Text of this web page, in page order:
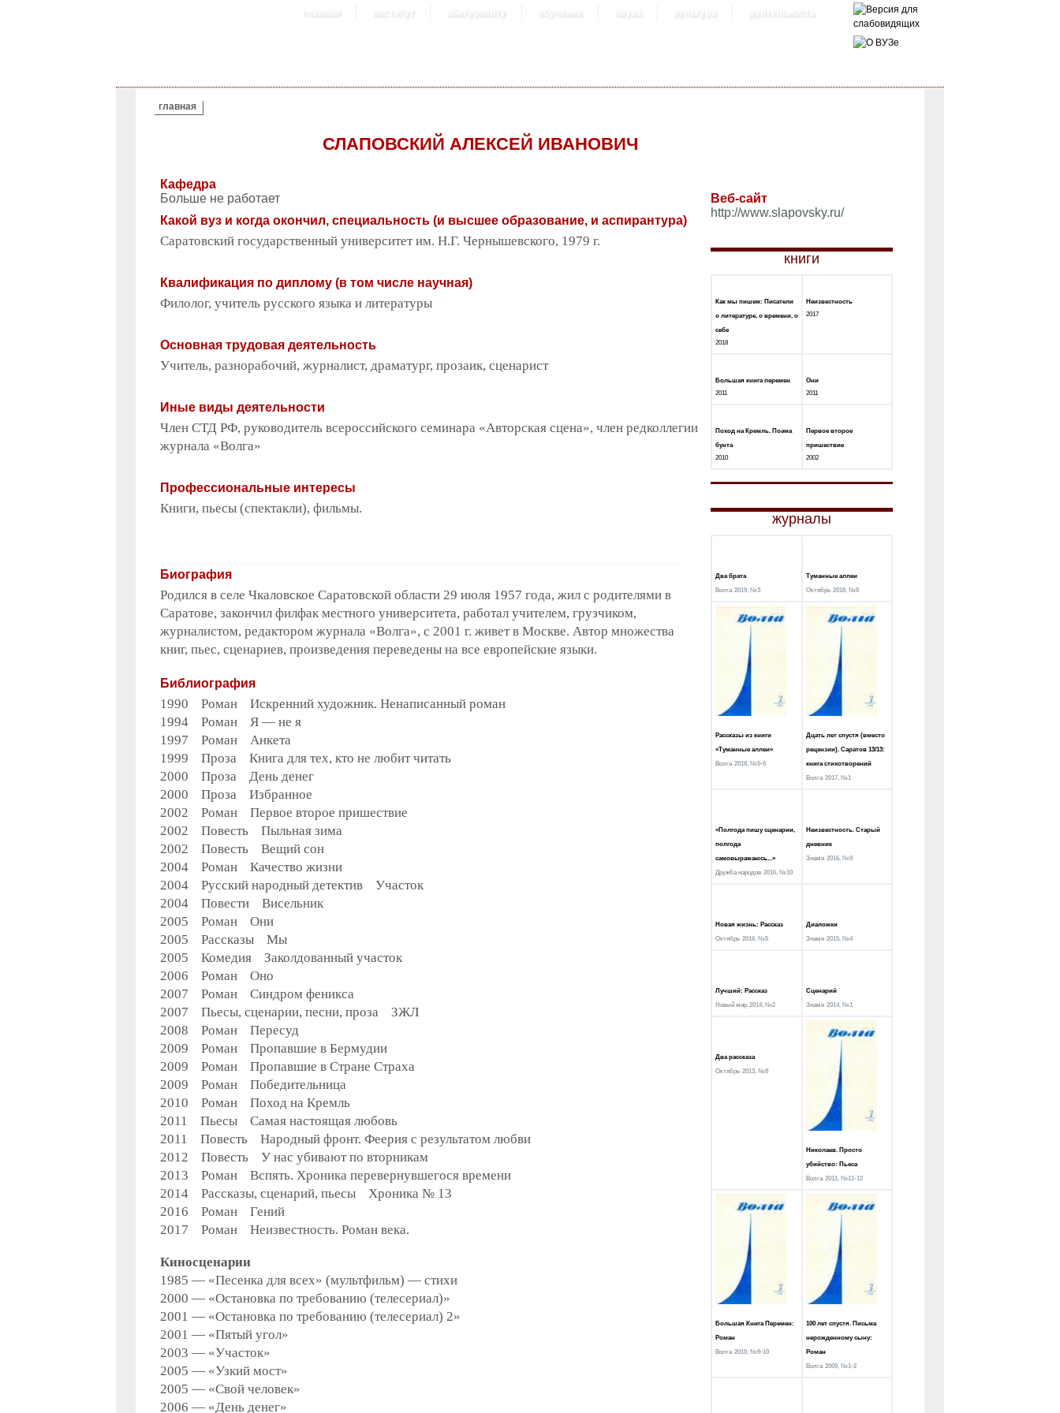
главная институт абитуриенту обучение наука культура деятельность
ВЫ ЗДЕСЬ
главная
СЛАПОВСКИЙ АЛЕКСЕЙ ИВАНОВИЧ
Кафедра
Больше не работает
Какой вуз и когда окончил, специальность (и высшее образование, и аспирантура)
Саратовский государственный университет им. Н.Г. Чернышевского, 1979 г.
Квалификация по диплому (в том числе научная)
Филолог, учитель русского языка и литературы
Основная трудовая деятельность
Учитель, разнорабочий, журналист, драматург, прозаик, сценарист
Иные виды деятельности
Член СТД РФ, руководитель всероссийского семинара «Авторская сцена», член редколлегии
журнала «Волга»
Профессиональные интересы
Книги, пьесы (спектакли), фильмы.
Биография
Родился в селе Чкаловское Саратовской области 29 июля 1957 года, жил с родителями в
Саратове, закончил филфак местного университета, работал учителем, грузчиком,
журналистом, редактором журнала «Волга», с 2001 г. живет в Москве. Автор множества
книг, пьес, сценариев, произведения переведены на все европейские языки.
Библиография
1990 Роман Искренний художник. Ненаписанный роман
1994 Роман Я — не я
1997 Роман Анкета
1999 Проза Книга для тех, кто не любит читать
2000 Проза День денег
2000 Проза Избранное
2002 Роман Первое второе пришествие
2002 Повесть Пыльная зима
2002 Повесть Вещий сон
2004 Роман Качество жизни
2004 Русский народный детектив Участок
2004 Повести Висельник
2005 Роман Они
2005 Рассказы Мы
2005 Комедия Заколдованный участок
2006 Роман Оно
2007 Роман Синдром феникса
2007 Пьесы, сценарии, песни, проза ЗЖЛ
2008 Роман Пересуд
2009 Роман Пропавшие в Бермудии
2009 Роман Пропавшие в Стране Страха
2009 Роман Победительница
2010 Роман Поход на Кремль
2011 Пьесы Самая настоящая любовь
2011 Повесть Народный фронт. Феерия с результатом любви
2012 Повесть У нас убивают по вторникам
2013 Роман Вспять. Хроника перевернувшегося времени
2014 Рассказы, сценарий, пьесы Хроника № 13
2016 Роман Гений
2017 Роман Неизвестность. Роман века.
Киносценарии
1985 — «Песенка для всех» (мультфильм) — стихи
2000 — «Остановка по требованию (телесериал)»
2001 — «Остановка по требованию (телесериал) 2»
2001 — «Пятый угол»
2003 — «Участок»
2005 — «Узкий мост»
2005 — «Свой человек»
2006 — «День денег»
Веб-сайт
http://www.slapovsky.ru/
книги
Как мы пишем: Писатели
о литературе, о времени, о
себе
2018
Неизвестность
2017
Большая книга перемен
2011
Они
2011
Поход на Кремль. Поэма
бунта
2010
Первое второе
пришествие
2002
журналы
Два брата
Волга 2019, №3
Туманные аллеи
Октябрь 2018, №8
Рассказы из книги
«Туманные аллеи»
Волга 2018, №5-6
Дцать лет спустя (вместо
рецензии). Саратов 13/13:
книга стихотворений
Волга 2017, №1
«Полгода пишу сценарии,
полгода
самовыражаюсь...»
Дружба народов 2016, №10
Неизвестность. Старый
дневник
Знамя 2016, №9
Новая жизнь: Рассказ
Октябрь 2016, №5
Диаложки
Знамя 2015, №4
Лучший: Рассказ
Новый мир 2014, №2
Сценарий
Знамя 2014, №1
Два рассказа
Октябрь 2013, №8
Николаев. Просто
убийство: Пьеса
Волга 2011, №11-12
Большая Книга Перемен:
Роман
Волга 2010, №9-10
100 лет спустя. Письма
нерожденному сыну:
Роман
Волга 2009, №1-2